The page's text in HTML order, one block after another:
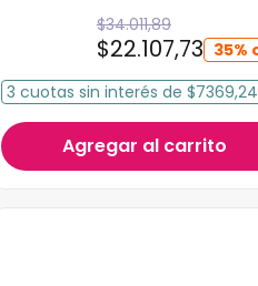
35%
$34.011,89
$22.107,73
3 cuotas sin interés de $7369,24
Agregar al carrito